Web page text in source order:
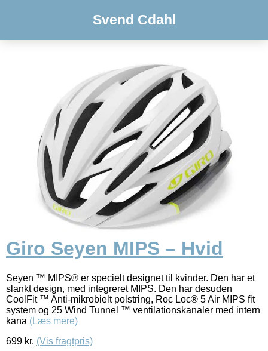
Svend Cdahl
Giro Seyen MIPS – Hvid
Seyen ™ MIPS® er specielt designet til kvinder. Den har et
slankt design, med integreret MIPS. Den har desuden
CoolFit ™ Anti-mikrobielt polstring, Roc Loc® 5 Air MIPS fit
system og 25 Wind Tunnel ™ ventilationskanaler med intern
kana (Læs mere)
699 kr. (Vis fragtpris)